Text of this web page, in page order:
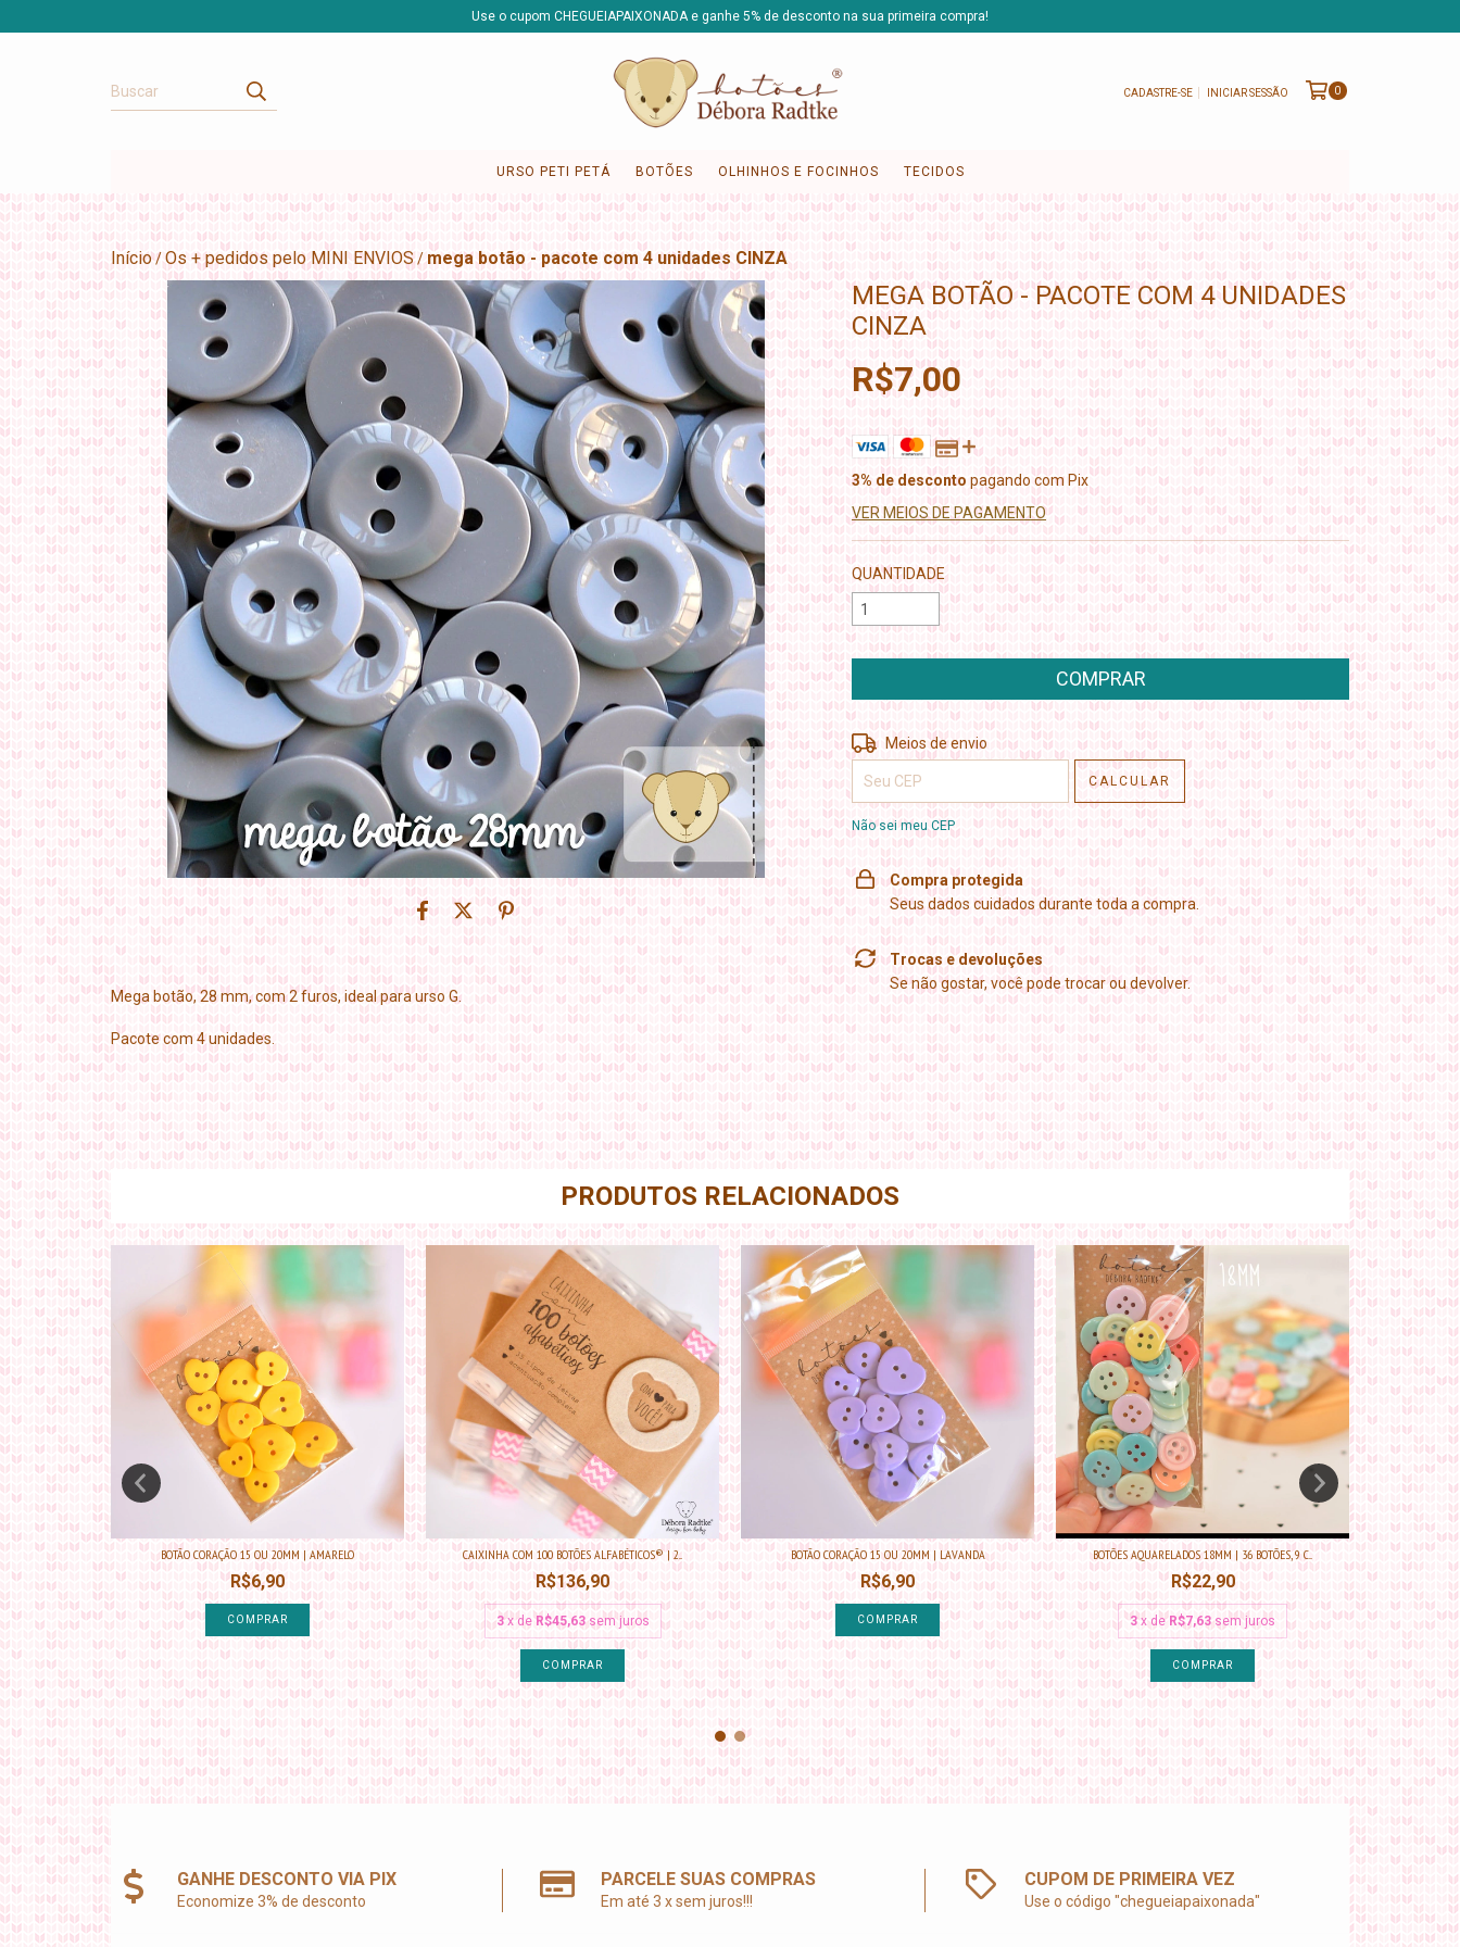
Use o cupom CHEGUEIAPAIXONADA e ganhe 5% de desconto na sua primeira compra!
CADASTRE-SE INICIAR SESSÃO 0
URSO PETI PETÁ BOTÕES OLHINHOS E FOCINHOS TECIDOS
Início/Os + pedidos pelo MINI ENVIOS/ mega botão - pacote com 4 unidades CINZA
Mega botão, 28 mm, com 2 furos, ideal para urso G.
Pacote com 4 unidades.
MEGA BOTÃO - PACOTE COM 4 UNIDADES
CINZA
R$7,00
3% de desconto pagando com Pix
VER MEIOS DE PAGAMENTO
QUANTIDADE
Entregas para o CEP: ALTERAR CEP
Meios de envio
CALCULAR
Não sei meu CEP
Compra protegida
Seus dados cuidados durante toda a compra.
Trocas e devoluções
Se não gostar, você pode trocar ou devolver.
PRODUTOS RELACIONADOS
BOTÃO CORAÇÃO 15 OU 20MM | AMARELO
R$6,90
COMPRAR
CAIXINHA COM 100 BOTÕES ALFABÉTICOS® | 2...
R$136,90
3 x deR$45,63 sem juros
COMPRAR
BOTÃO CORAÇÃO 15 OU 20MM | LAVANDA
R$6,90
COMPRAR
BOTÕES AQUARELADOS 18MM | 36 BOTÕES, 9 C...
R$22,90
3 x deR$7,63 sem juros
COMPRAR
3
GANHE DESCONTO VIA PIX
Economize 3% de desconto
PARCELE SUAS COMPRAS
Em até 3 x sem juros!!!
CUPOM DE PRIMEIRA VEZ
Use o código "chegueiapaixonada"